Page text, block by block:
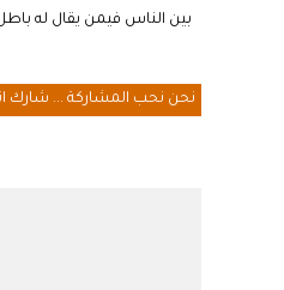
بين الناس فيمن يقال له
نحن نحب المشاركة ... شارك